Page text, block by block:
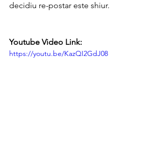
decidiu re-postar este shiur.
Youtube Video Link:
https://youtu.be/KazQI2GdJ08